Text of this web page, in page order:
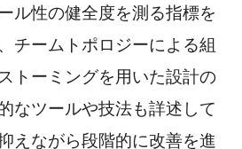
ル性の健全度を測る指標を
チームトポロジーによる組
トーミングを用いた設計の
なツールや技法も詳述して
えながら段階的に改善を進